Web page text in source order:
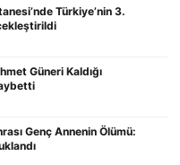
Türkiye’nin 3.
Güneri Kaldığı
Genç Annenin Ölümü: